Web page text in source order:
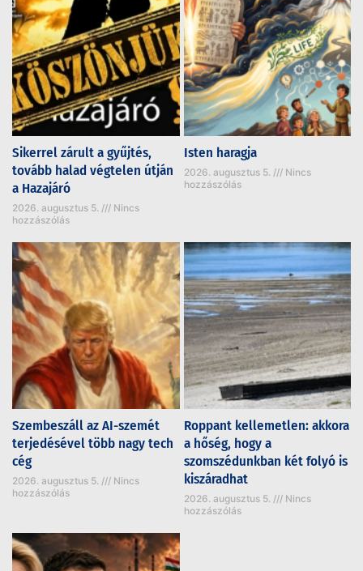
Sikerrel zárult a gyűjtés,
tovább halad végtelen útján
a Hazajáró
2026. augusztus 5.
Nincs
hozzászólás
Isten haragja
2026. augusztus 5.
Nincs
hozzászólás
Szembeszáll az AI-szemét
terjedésével több nagy tech
cég
2026. augusztus 5.
Nincs
hozzászólás
Roppant kellemetlen: akkora
a hőség, hogy a
szomszédunkban két folyó is
kiszáradhat
2026. augusztus 5.
Nincs
hozzászólás